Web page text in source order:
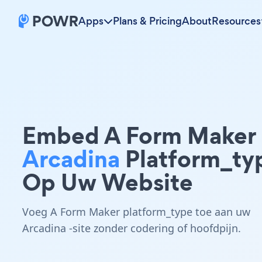
Apps Plans & PricingAboutResources
Embed A Form Maker
Arcadina
Op Uw Website
Voeg A Form Maker platform_type toe aan uw
Arcadina -site zonder codering of hoofdpijn.